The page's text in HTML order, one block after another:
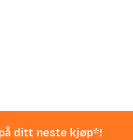
ditt neste kjøp*!